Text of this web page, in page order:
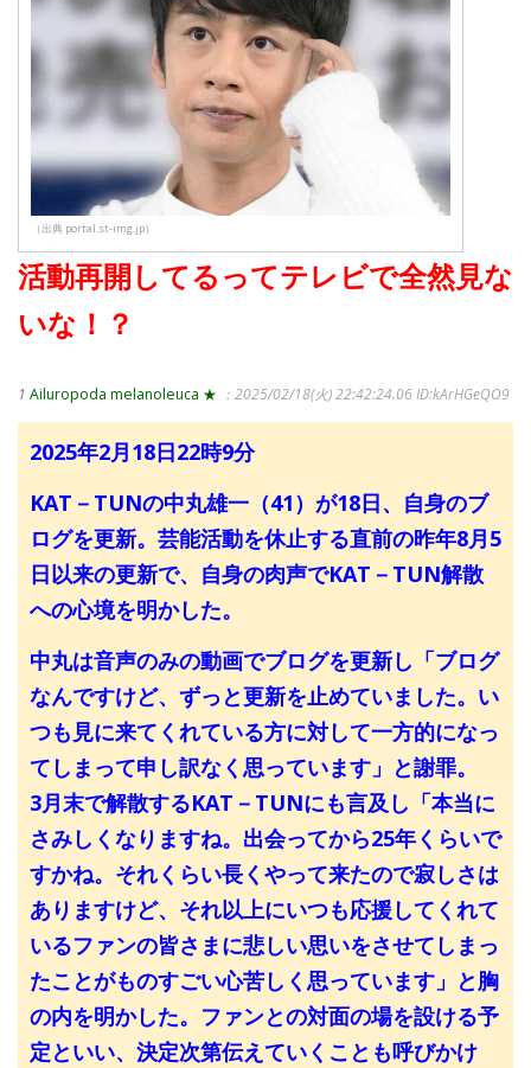
（出典 portal.st-img.jp）
活動再開してるってテレビで全然見な
いな！？
1 Ailuropoda melanoleuca ★ ：2025/02/18(火) 22:42:24.06ID:kArHGeQO9
2025年2月18日22時9分
KAT－TUNの中丸雄一（41）が18日、自身のブ
ログを更新。芸能活動を休止する直前の昨年8月5
日以来の更新で、自身の肉声でKAT－TUN解散
への心境を明かした。
中丸は音声のみの動画でブログを更新し「ブログ
なんですけど、ずっと更新を止めていました。い
つも見に来てくれている方に対して一方的になっ
てしまって申し訳なく思っています」と謝罪。
3月末で解散するKAT－TUNにも言及し「本当に
さみしくなりますね。出会ってから25年くらいで
すかね。それくらい長くやって来たので寂しさは
ありますけど、それ以上にいつも応援してくれて
いるファンの皆さまに悲しい思いをさせてしまっ
たことがものすごい心苦しく思っています」と胸
の内を明かした。ファンとの対面の場を設ける予
定といい、決定次第伝えていくことも呼びかけ